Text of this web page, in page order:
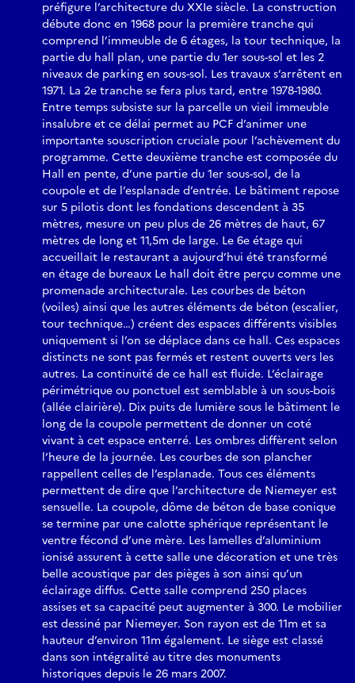
préfigure l’architecture du XXIe siècle. La construction
débute donc en 1968 pour la première tranche qui
comprend l’immeuble de 6 étages, la tour technique, la
partie du hall plan, une partie du 1er sous-sol et les 2
niveaux de parking en sous-sol. Les travaux s’arrêtent en
1971. La 2e tranche se fera plus tard, entre 1978-1980.
Entre temps subsiste sur la parcelle un vieil immeuble
insalubre et ce délai permet au PCF d’animer une
importante souscription cruciale pour l’achèvement du
programme. Cette deuxième tranche est composée du
Hall en pente, d’une partie du 1er sous-sol, de la
coupole et de l’esplanade d’entrée. Le bâtiment repose
sur 5 pilotis dont les fondations descendent à 35
mètres, mesure un peu plus de 26 mètres de haut, 67
mètres de long et 11,5m de large. Le 6e étage qui
accueillait le restaurant a aujourd’hui été transformé
en étage de bureaux Le hall doit être perçu comme une
promenade architecturale. Les courbes de béton
(voiles) ainsi que les autres éléments de béton (escalier,
tour technique…) créent des espaces différents visibles
uniquement si l’on se déplace dans ce hall. Ces espaces
distincts ne sont pas fermés et restent ouverts vers les
autres. La continuité de ce hall est fluide. L’éclairage
périmétrique ou ponctuel est semblable à un sous-bois
(allée clairière). Dix puits de lumière sous le bâtiment le
long de la coupole permettent de donner un coté
vivant à cet espace enterré. Les ombres diffèrent selon
l’heure de la journée. Les courbes de son plancher
rappellent celles de l’esplanade. Tous ces éléments
permettent de dire que l’architecture de Niemeyer est
sensuelle. La coupole, dôme de béton de base conique
se termine par une calotte sphérique représentant le
ventre fécond d’une mère. Les lamelles d’aluminium
ionisé assurent à cette salle une décoration et une très
belle acoustique par des pièges à son ainsi qu’un
éclairage diffus. Cette salle comprend 250 places
assises et sa capacité peut augmenter à 300. Le mobilier
est dessiné par Niemeyer. Son rayon est de 11m et sa
hauteur d’environ 11m également. Le siège est classé
dans son intégralité au titre des monuments
historiques depuis le 26 mars 2007.